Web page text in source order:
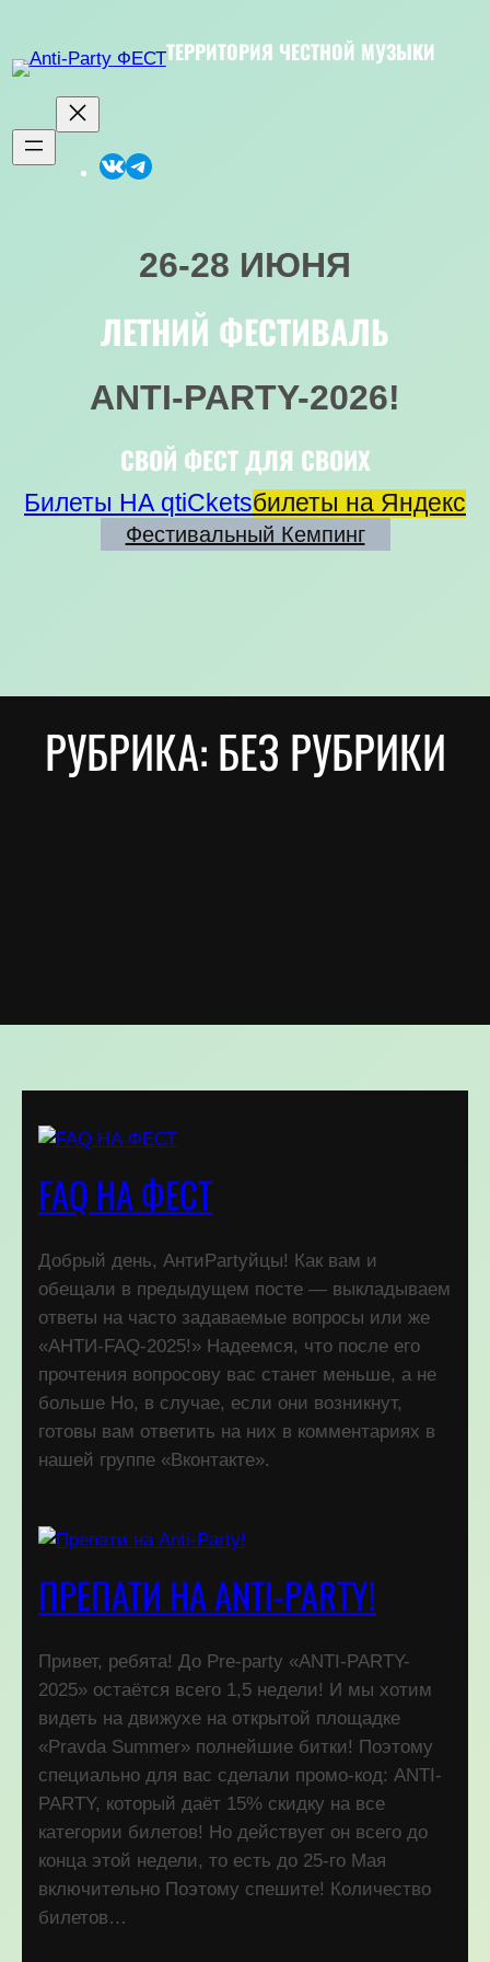
содержимому
ТЕРРИТОРИЯ ЧЕСТНОЙ МУЗЫКИ
Встреча в VKЧат фестиваля
26-28 ИЮНЯ
ЛЕТНИЙ ФЕСТИВАЛЬ
ANTI-PARTY-2026!
СВОЙ ФЕСТ ДЛЯ СВОИХ
Билеты НА qtiCketsбилеты на Яндекс
Фестивальный Кемпинг
РУБРИКА:БЕЗ РУБРИКИ
FAQ НА ФЕСТ
Добрый день, АнтиPartyйцы! Как вам и
обещали в предыдущем посте — выкладываем
ответы на часто задаваемые вопросы или же
«АНТИ-FAQ-2025!» Надеемся, что после его
прочтения вопросову вас станет меньше, а не
больше Но, в случае, если они возникнут,
готовы вам ответить на них в комментариях в
нашей группе «Вконтакте».
ПРЕПАТИ НА ANTI-PARTY!
Привет, ребята! До Pre-party «ANTI-PARTY-
2025» остаётся всего 1,5 недели! И мы хотим
видеть на движухе на открытой площадке
«Pravda Summer» полнейшие битки! Поэтому
специально для вас сделали промо-код: ANTI-
PARTY, который даёт 15% скидку на все
категории билетов! Но действует он всего до
конца этой недели, то есть до 25-го Мая
включительно Поэтому спешите! Количество
билетов…